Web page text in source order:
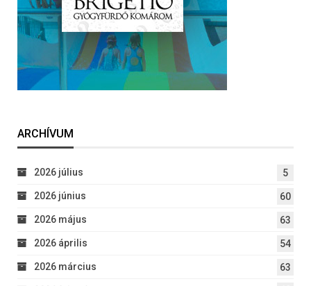
ARCHÍVUM
2026 július 5
2026 június 60
2026 május 63
2026 április 54
2026 március 63